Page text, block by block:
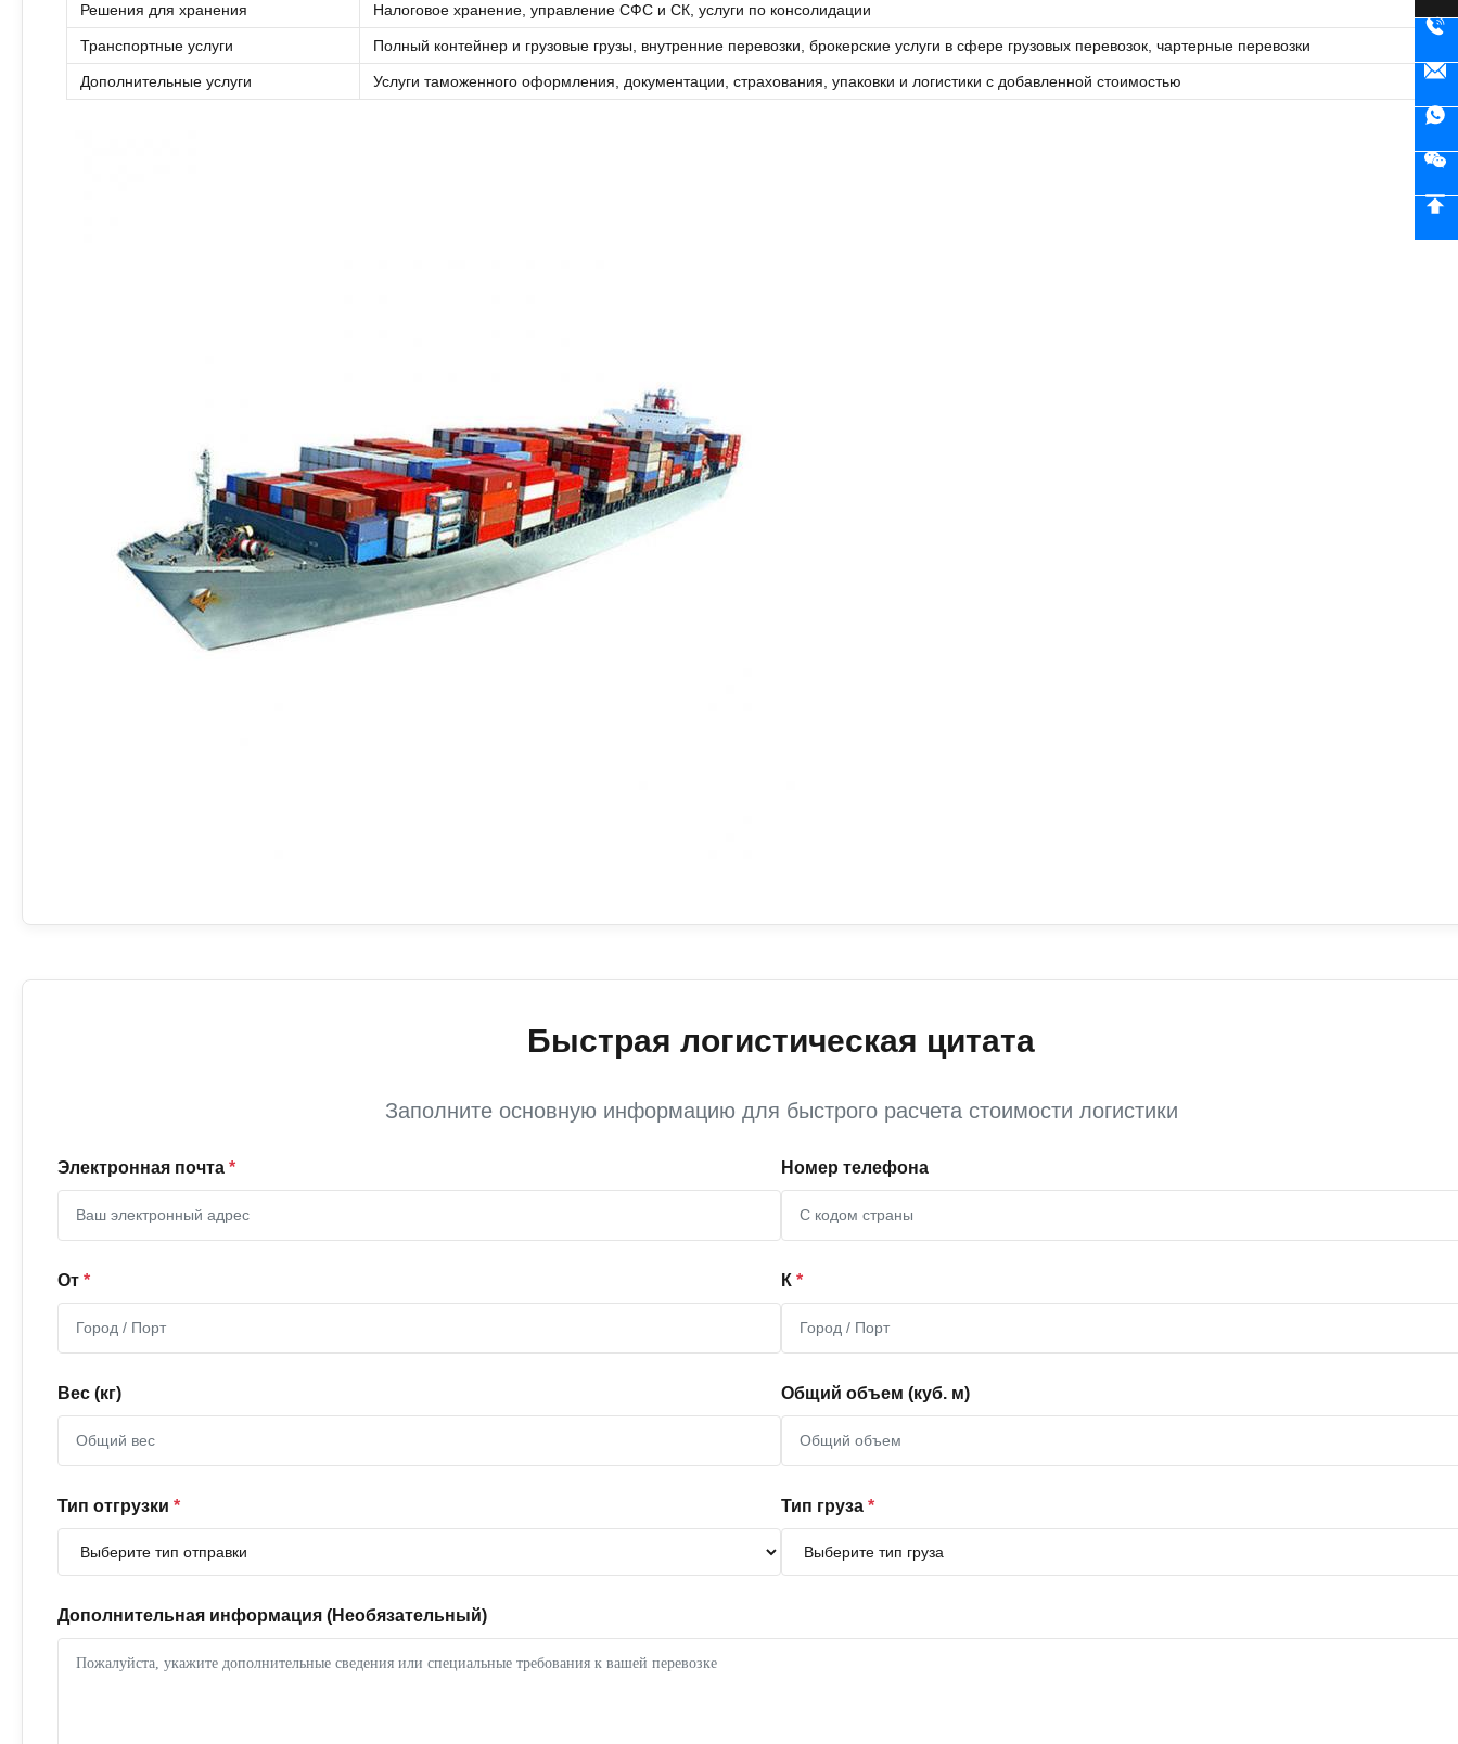
Решения для хранения Налоговое хранение, управление СФС и СК, услуги по консолидации
Транспортные услуги Полный контейнер и грузовые грузы, внутренние перевозки, брокерские услуги в сфере грузовых перевозок, чартерные перевозки
Дополнительные услуги Услуги таможенного оформления, документации, страхования, упаковки и логистики с добавленной стоимостью
Быстрая логистическая цитата
Заполните основную информацию для быстрого расчета стоимости логистики
Электронная почта * Номер телефона
От * К *
Вес (кг) Общий объем (куб. м)
Тип отгрузки * Тип груза *
Дополнительная информация (Необязательный)